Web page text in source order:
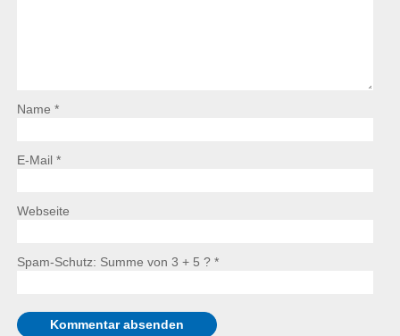
Name *
E-Mail *
Webseite
Spam-Schutz: Summe von 3 + 5 ? *